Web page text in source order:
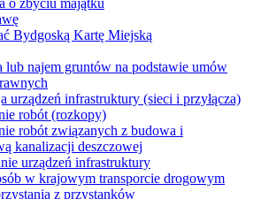
Bydgoską Kartę Miejską
lub najem gruntów na podstawie umów
urządzeń infrastruktury (sieci i przyłącza)
robót (rozkopy)
robót związanych z budowa i
kanalizacji deszczowej
urządzeń infrastruktury
w krajowym transporcie drogowym
z przystanków